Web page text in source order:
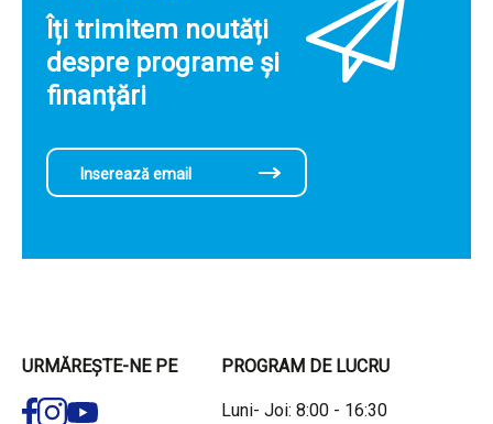
Îți trimitem noutăți
despre programe și
finanțări
URMĂREȘTE-NE PE PROGRAM DE LUCRU
Luni- Joi: 8:00 - 16:30